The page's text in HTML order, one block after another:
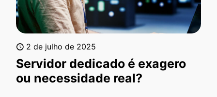
2 de julho de 2025
Servidor dedicado é exagero
ou necessidade real?